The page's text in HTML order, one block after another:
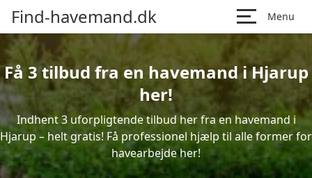
Find-havemand.dk Menu
Få 3 tilbud fra en havemand i Hjarup
her!
Indhent 3 uforpligtende tilbud her fra en havemand i
Hjarup – helt gratis! Få professionel hjælp til alle former for
havearbejde her!